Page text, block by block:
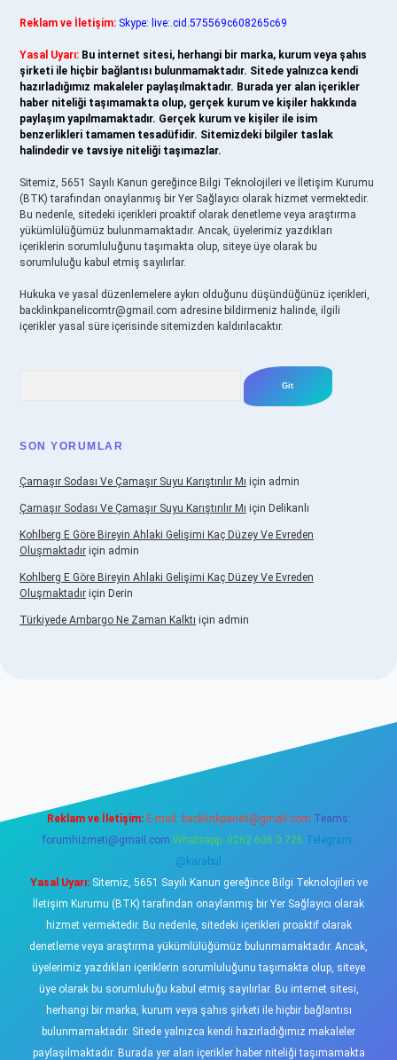
Reklam ve İletişim: Skype: live:.cid.575569c608265c69
Yasal Uyarı: Bu internet sitesi, herhangi bir marka, kurum veya şahıs
şirketi ile hiçbir bağlantısı bulunmamaktadır. Sitede yalnızca kendi
hazırladığımız makaleler paylaşılmaktadır. Burada yer alan içerikler
haber niteliği taşımamakta olup, gerçek kurum ve kişiler hakkında
paylaşım yapılmamaktadır. Gerçek kurum ve kişiler ile isim
benzerlikleri tamamen tesadüfidir. Sitemizdeki bilgiler taslak
halindedir ve tavsiye niteliği taşımazlar.
Sitemiz, 5651 Sayılı Kanun gereğince Bilgi Teknolojileri ve İletişim Kurumu
(BTK) tarafından onaylanmış bir Yer Sağlayıcı olarak hizmet vermektedir.
Bu nedenle, sitedeki içerikleri proaktif olarak denetleme veya araştırma
yükümlülüğümüz bulunmamaktadır. Ancak, üyelerimiz yazdıkları
içeriklerin sorumluluğunu taşımakta olup, siteye üye olarak bu
sorumluluğu kabul etmiş sayılırlar.
Hukuka ve yasal düzenlemelere aykırı olduğunu düşündüğünüz içerikleri,
backlinkpanelicomtr@gmail.com adresine bildirmeniz halinde, ilgili
içerikler yasal süre içerisinde sitemizden kaldırılacaktır.
SON YORUMLAR
Çamaşır Sodası Ve Çamaşır Suyu Karıştırılır Mı için admin
Çamaşır Sodası Ve Çamaşır Suyu Karıştırılır Mı için Delikanlı
Kohlberg E Göre Bireyin Ahlaki Gelişimi Kaç Düzey Ve Evreden
Oluşmaktadır için admin
Kohlberg E Göre Bireyin Ahlaki Gelişimi Kaç Düzey Ve Evreden
Oluşmaktadır için Derin
Türkiyede Ambargo Ne Zaman Kalktı için admin
Reklam ve İletişim: E-mail: backlinkpaneli@gmail.com Teams:
forumhizmeti@gmail.com Whatsapp: 0262 606 0 726 Telegram:
@karabul
Yasal Uyarı:Sitemiz, 5651 Sayılı Kanun gereğince Bilgi Teknolojileri ve
İletişim Kurumu (BTK) tarafından onaylanmış bir Yer Sağlayıcı olarak
hizmet vermektedir. Bu nedenle, sitedeki içerikleri proaktif olarak
denetleme veya araştırma yükümlülüğümüz bulunmamaktadır. Ancak,
üyelerimiz yazdıkları içeriklerin sorumluluğunu taşımakta olup, siteye
üye olarak bu sorumluluğu kabul etmiş sayılırlar. Bu internet sitesi,
herhangi bir marka, kurum veya şahıs şirketi ile hiçbir bağlantısı
bulunmamaktadır. Sitede yalnızca kendi hazırladığımız makaleler
paylaşılmaktadır. Burada yer alan içerikler haber niteliği taşımamakta